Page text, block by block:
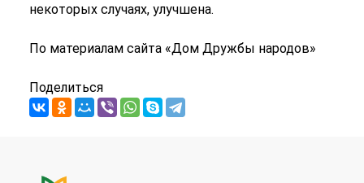
некоторых случаях, улучшена.
По материалам сайта «Дом Дружбы народов»
Поделиться